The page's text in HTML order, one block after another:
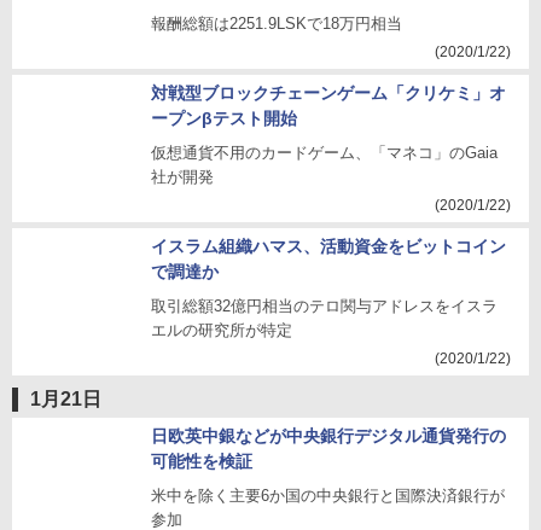
報酬総額は2251.9LSKで18万円相当
(2020/1/22)
対戦型ブロックチェーンゲーム「クリケミ」オ
ープンβテスト開始
仮想通貨不用のカードゲーム、「マネコ」のGaia
社が開発
(2020/1/22)
イスラム組織ハマス、活動資金をビットコイン
で調達か
取引総額32億円相当のテロ関与アドレスをイスラ
エルの研究所が特定
(2020/1/22)
1月21日
日欧英中銀などが中央銀行デジタル通貨発行の
可能性を検証
米中を除く主要6か国の中央銀行と国際決済銀行が
参加